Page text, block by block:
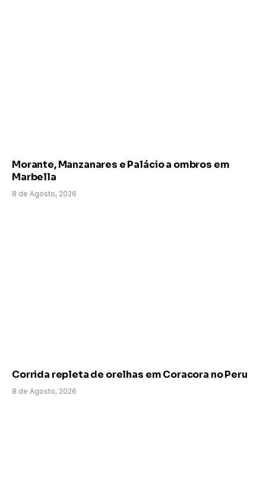
Morante, Manzanares e Palácio a ombros em
Marbella
8 de Agosto, 2026
Corrida repleta de orelhas em Coracora no Peru
8 de Agosto, 2026